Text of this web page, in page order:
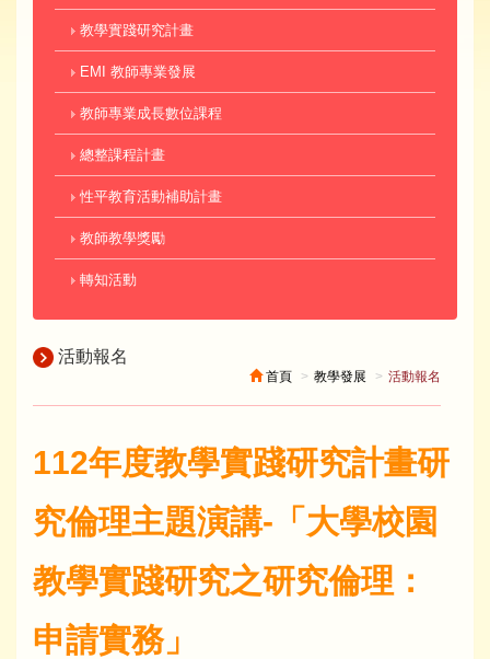
教學實踐研究計畫
EMI 教師專業發展
教師專業成長數位課程
總整課程計畫
性平教育活動補助計畫
教師教學獎勵
轉知活動
活動報名
首頁 教學發展 活動報名
112年度教學實踐研究計畫研
究倫理主題演講-「大學校園
教學實踐研究之研究倫理：
申請實務」